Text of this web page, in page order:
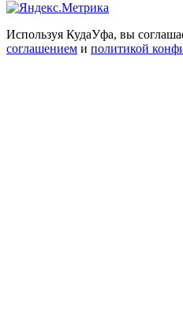
Используя КудаУфа, вы
соглашением и политикой